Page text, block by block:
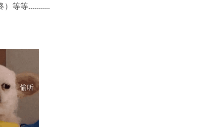
等等...........